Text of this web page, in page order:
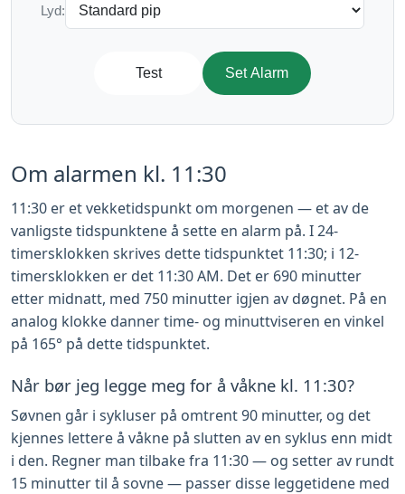
Lyd:
Test Set Alarm
Om alarmen kl. 11:30
11:30 er et vekketidspunkt om morgenen — et av de
vanligste tidspunktene å sette en alarm på. I 24-
timersklokken skrives dette tidspunktet 11:30; i 12-
timersklokken er det 11:30 AM. Det er 690 minutter
etter midnatt, med 750 minutter igjen av døgnet. På en
analog klokke danner time- og minuttviseren en vinkel
på 165° på dette tidspunktet.
Når bør jeg legge meg for å våkne kl. 11:30?
Søvnen går i sykluser på omtrent 90 minutter, og det
kjennes lettere å våkne på slutten av en syklus enn midt
i den. Regner man tilbake fra 11:30 — og setter av rundt
15 minutter til å sovne — passer disse leggetidene med